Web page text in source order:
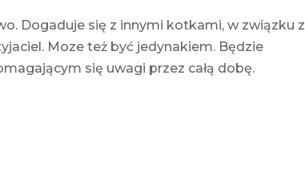
Dogaduje się z innymi kotkami, w związku z
Moze też być jedynakiem. Będzie
się uwagi przez całą dobę.